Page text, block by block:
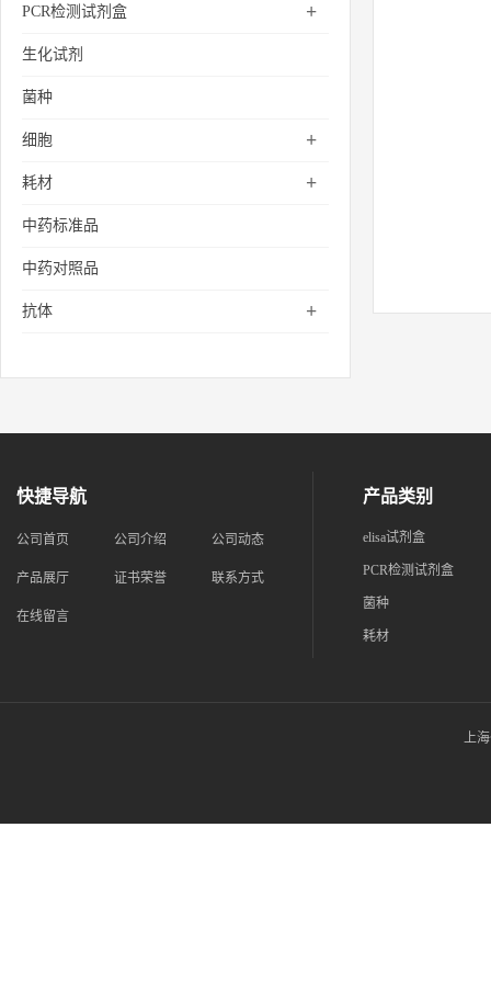
PCR检测试剂盒 +
生化试剂
菌种
细胞 +
耗材 +
中药标准品
中药对照品
抗体 +
快捷导航
公司首页 公司介绍 公司动态
产品展厅 证书荣誉 联系方式
在线留言
产品类别
elisa试剂盒
PCR检测试剂盒
菌种
耗材
上